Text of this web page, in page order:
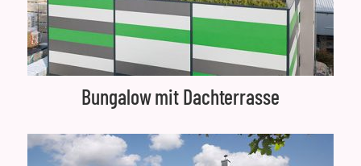
Bungalow mit Dachterrasse